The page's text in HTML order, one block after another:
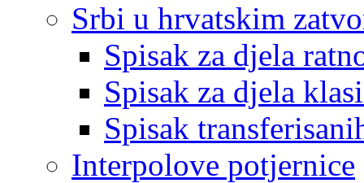
Srbi u hrvatskim
Spisak za djela
Spisak za djela
Spisak
Interpolove potjernice